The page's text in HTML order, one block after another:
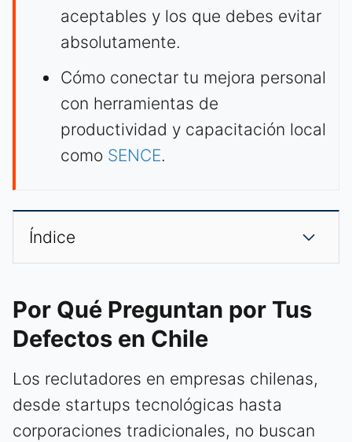
aceptables y los que debes evitar
absolutamente.
Cómo conectar tu mejora personal
con herramientas de
productividad y capacitación local
como SENCE.
Índice
Por Qué Preguntan por Tus
Defectos en Chile
Los reclutadores en empresas chilenas,
desde startups tecnológicas hasta
corporaciones tradicionales, no buscan